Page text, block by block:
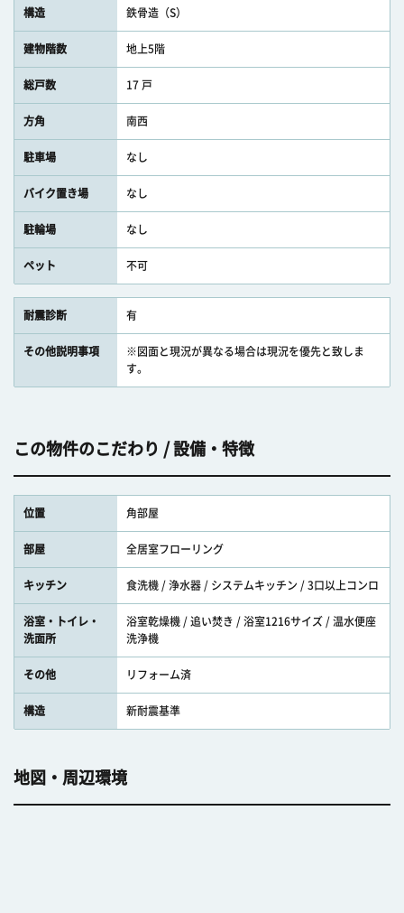
構造 鉄骨造（S）
建物階数 地上5階
総戸数 17 戸
方角 南西
駐車場 なし
バイク置き場 なし
駐輪場 なし
ペット 不可
耐震診断 有
その他説明事項
※図面と現況が異なる場合は現況を優先と致しま
す。
この物件のこだわり / 設備・特徴
位置 角部屋
部屋 全居室フローリング
キッチン 食洗機 / 浄水器 / システムキッチン / 3口以上コンロ
浴室・トイレ・
洗面所
浴室乾燥機 / 追い焚き / 浴室1216サイズ / 温水便座
洗浄機
その他 リフォーム済
構造 新耐震基準
地図・周辺環境